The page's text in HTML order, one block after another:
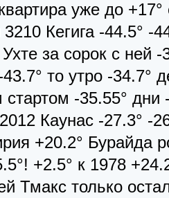
уже до
Кегига -44.5° -
Ухте за сорок с ней
43.7° то утро -34.7°
-35.55° дни
Каунас -27.3° -
+20.2° Бурайда
+2.5° к 1978
Тмакс только